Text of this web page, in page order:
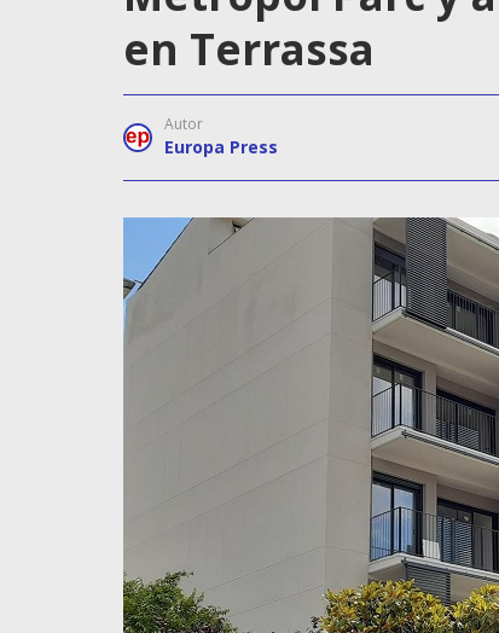
en Terrassa
Autor
Europa Press